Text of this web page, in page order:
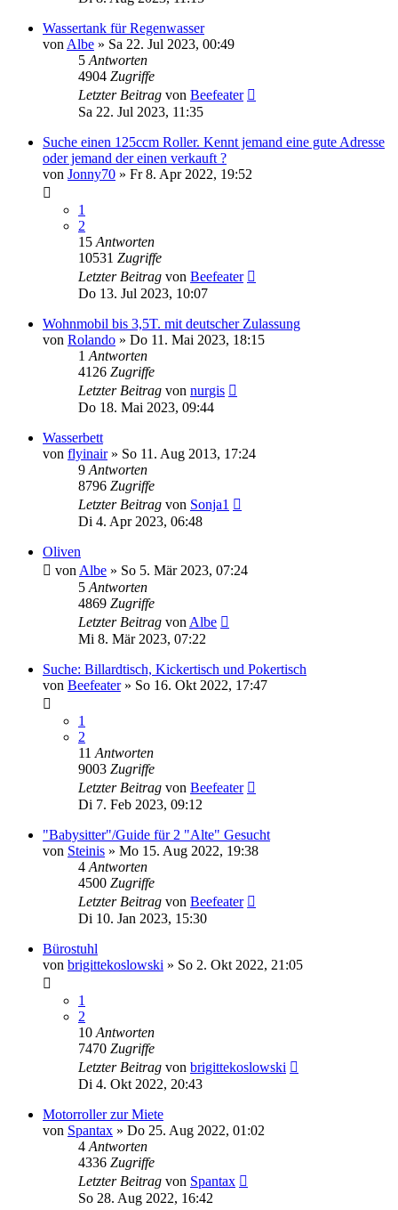
Wassertank für Regenwasser
von Albe » Sa 22. Jul 2023, 00:49
5 Antworten
4904 Zugriffe
Letzter Beitrag von Beefeater
Sa 22. Jul 2023, 11:35
Suche einen 125ccm Roller. Kennt jemand eine gute Adresse
oder jemand der einen verkauft ?
von Jonny70 » Fr 8. Apr 2022, 19:52
1
2
15 Antworten
10531 Zugriffe
Letzter Beitrag von Beefeater
Do 13. Jul 2023, 10:07
Wohnmobil bis 3,5T. mit deutscher Zulassung
von Rolando » Do 11. Mai 2023, 18:15
1 Antworten
4126 Zugriffe
Letzter Beitrag von nurgis
Do 18. Mai 2023, 09:44
Wasserbett
von flyinair» So 11. Aug 2013, 17:24
9 Antworten
8796 Zugriffe
Letzter Beitrag von Sonja1
Di 4. Apr 2023, 06:48
Oliven
von Albe » So 5. Mär 2023, 07:24
5 Antworten
4869 Zugriffe
Letzter Beitrag von Albe
Mi 8. Mär 2023, 07:22
Suche: Billardtisch, Kickertisch und Pokertisch
von Beefeater» So 16. Okt 2022, 17:47
1
2
11 Antworten
9003 Zugriffe
Letzter Beitrag von Beefeater
Di 7. Feb 2023, 09:12
"Babysitter"/Guide für 2 "Alte" Gesucht
von Steinis » Mo 15. Aug 2022, 19:38
4 Antworten
4500 Zugriffe
Letzter Beitrag von Beefeater
Di 10. Jan 2023, 15:30
Bürostuhl
von brigittekoslowski » So 2. Okt 2022, 21:05
1
2
10 Antworten
7470 Zugriffe
Letzter Beitrag von brigittekoslowski
Di 4. Okt 2022, 20:43
Motorroller zur Miete
von Spantax » Do 25. Aug 2022, 01:02
4 Antworten
4336 Zugriffe
Letzter Beitrag von Spantax
So 28. Aug 2022, 16:42